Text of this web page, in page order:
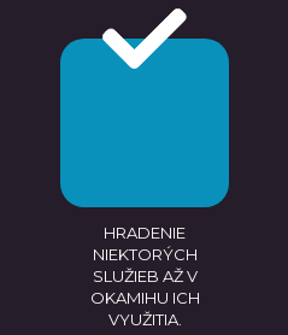
HRADENIE
NIEKTORÝCH
SLUŽIEB AŽ V
OKAMIHU ICH
VYUŽITIA.